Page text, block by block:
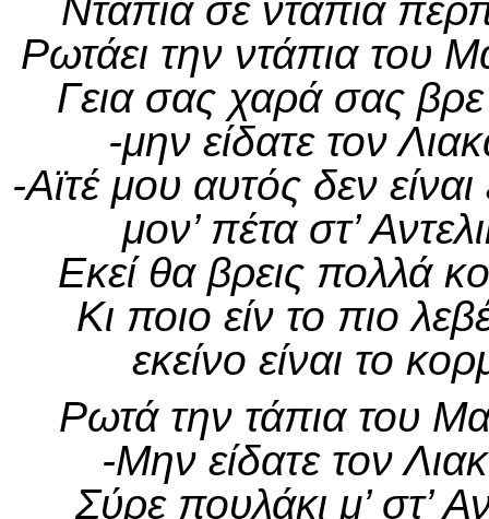
Ντάπια σε ντάπια
Ρωτάει την ντάπια του
Γεια σας χαρά σας
-μην είδατε τον
-Αϊτέ μου αυτός δεν
μον’ πέτα στ’
Εκεί θα βρεις πολλά
Κι ποιο είν το πιο
εκείνο είναι το
Ρωτά την τάπια του
-Μην είδατε τον
Σύρε πουλάκι μ’ στ’